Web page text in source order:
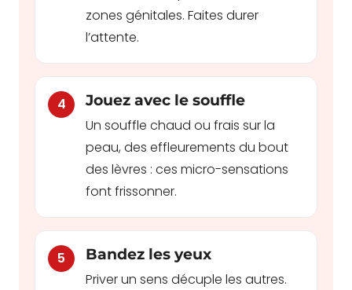
zones génitales. Faites durer
l’attente.
4
Jouez avec le souffle
Un souffle chaud ou frais sur la
peau, des effleurements du bout
des lèvres : ces micro-sensations
font frissonner.
5
Bandez les yeux
Priver un sens décuple les autres.